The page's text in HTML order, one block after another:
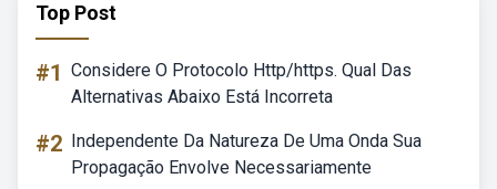
Top Post
#1 Considere O Protocolo Http/https. Qual Das
Alternativas Abaixo Está Incorreta
#2 Independente Da Natureza De Uma Onda Sua
Propagação Envolve Necessariamente